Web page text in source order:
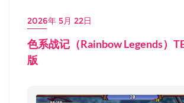
2026年 5月 22日
色系战记（Rainbow Legends）
版